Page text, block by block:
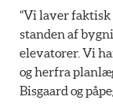
“Vi laver faktisk
standen af
elevatorer. Vi
og herfra
Bisgaard og